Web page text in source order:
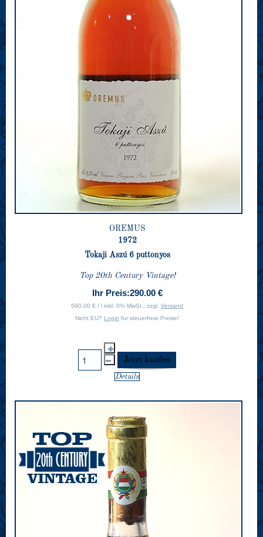
OREMUS
1972
Tokaji Aszú 6 puttonyos
Top 20th Century Vintage!
Ihr Preis:290.00 €
580.00 € / l inkl. 0% MwSt., zzgl. Versand
Nicht EU? Login für steuerfreie Preise!
Details